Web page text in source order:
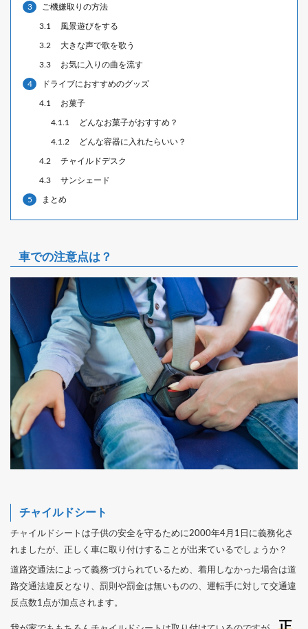
3 ご機嫌取りの方法
3.1 風景遊びをする
3.2 大きな声で歌を歌う
3.3 お気に入りの曲を流す
4 ドライブにおすすめのグッズ
4.1 お菓子
4.1.1 どんなお菓子がおすすめ？
4.1.2 どんな容器に入れたらいい？
4.2 チャイルドデスク
4.3 サンシェード
5 まとめ
車での注意点は？
チャイルドシート
チャイルドシートは子供の安全を守るために2000年4月1日に義務化さ
れましたが、正しく車に取り付けすることが出来ているでしょうか？
道路交通法によって義務づけられているため、着用しなかった場合は道
路交通法違反となり、罰則や罰金は無いものの、運転手に対して交通違
反点数1点が加点されます。